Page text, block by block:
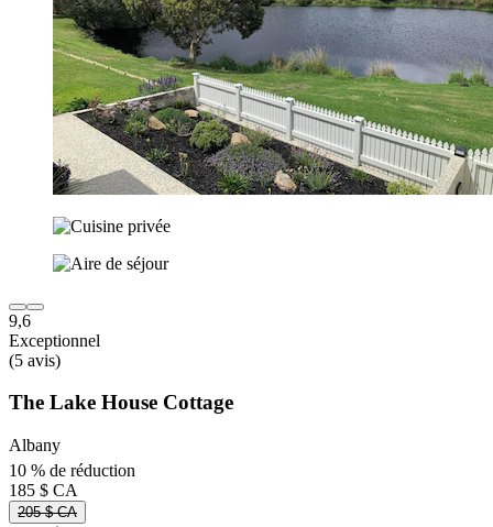
9,6
Exceptionnel
(5 avis)
The Lake House Cottage
Albany
10 % de réduction
185 $ CA
205 $ CA